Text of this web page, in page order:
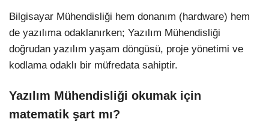
Bilgisayar Mühendisliği hem donanım (hardware) hem
de yazılıma odaklanırken; Yazılım Mühendisliği
doğrudan yazılım yaşam döngüsü, proje yönetimi ve
kodlama odaklı bir müfredata sahiptir.
Yazılım Mühendisliği okumak için
matematik şart mı?